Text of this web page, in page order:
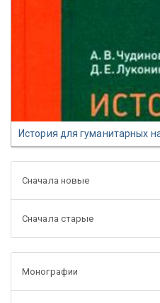
История для гуманитарных
Сначала новые
Сначала старые
Монографии